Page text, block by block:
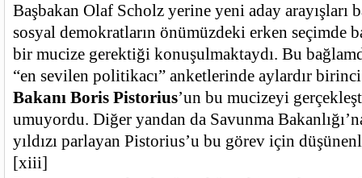
Başbakan Olaf Scholz yerine yeni aday arayışları
sosyal demokratların önümüzdeki erken seçimde
bir mucize gerektiği konuşulmaktaydı. Bu
“en sevilen politikacı” anketlerinde aylardır
Bakanı Boris Pistorius’un bu mucizeyi
umuyordu. Diğer yandan da Savunma
yıldızı parlayan Pistorius’u bu görev için
[xiii]